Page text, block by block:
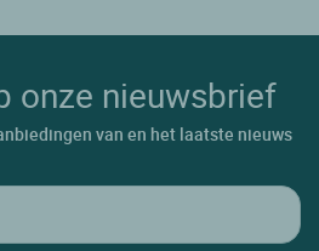
onze nieuwsbrief
van en het laatste nieuws